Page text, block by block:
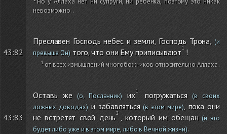
невозможно..
43:82
Преславен Господь небес и земли, Господь Трона, (и
превыше Он)того, что они Ему приписывают !
от всех измышлений многобожников относительно Аллаха.
43:83
Оставь же(о, Посланник)их погружаться (в своих
ложных доводах)и забавляться(в этом мире), пока они
не встретят свой день
, который им обещан(и это
будет либо уже и в этом мире, либо в Вечной жизни).